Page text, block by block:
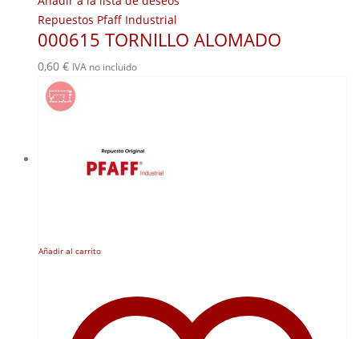
Repuestos Pfaff Industrial
000615 TORNILLO ALOMADO
0,60 € IVA no incluido
Añadir al carrito